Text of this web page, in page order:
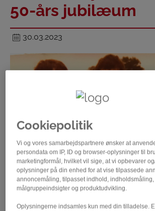
50-års jubilæum
30.03.2023
Bent Nielsen og Ejner Th. Petersen
Cookiepolitik
Vi og vores samarbejdspartnere ønsker at
persondata om IP, ID og browser-oplysninger til
marketingformål, hvilket vil sige, at vi opbevarer
oplysninger på din enhed for at vise tilpassede
annoncemåling, tilpasset indhold, indholdsmåling,
målgruppeindsigter og produktudvikling.
Oplysningerne indsamles kun med din tilladelse.